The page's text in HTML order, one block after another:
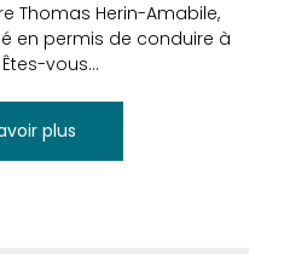
Thomas Herin-Amabile,
en permis de conduire à
vous...
plus